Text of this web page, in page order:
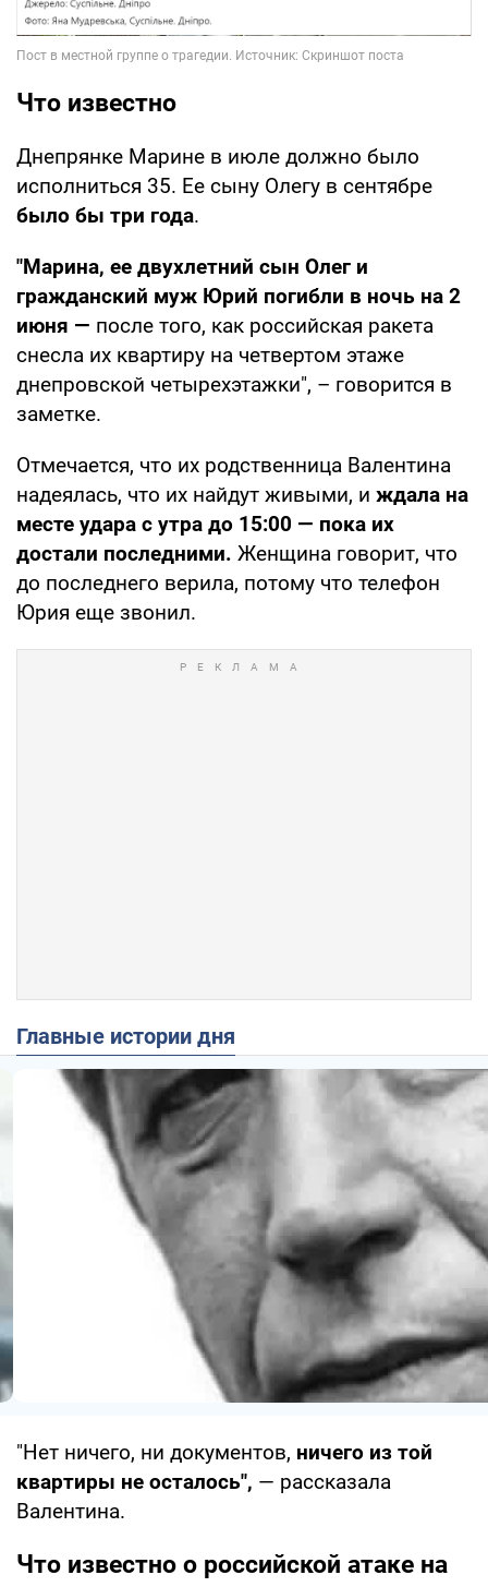
Что известно
Днепрянке Марине в июле должно было
исполниться 35. Ее сыну Олегу в сентябре
было бы три года.
"Марина, ее двухлетний сын Олег и
гражданский муж Юрий погибли в ночь на 2
июня — после того, как российская ракета
снесла их квартиру на четвертом этаже
днепровской четырехэтажки", – говорится в
заметке.
Отмечается, что их родственница Валентина
надеялась, что их найдут живыми, и ждала на
месте удара с утра до 15:00 — пока их
достали последними. Женщина говорит, что
до последнего верила, потому что телефон
Юрия еще звонил.
Главные истории дня
"Нет ничего, ни документов, ничего из той
квартиры не осталось", — рассказала
Валентина.
Что известно о российской атаке на